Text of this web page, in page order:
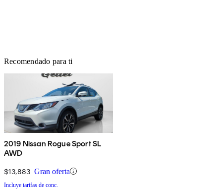
Recomendado para ti
2019 Nissan Rogue Sport SL
AWD
$13,883 Gran oferta
Incluye tarifas de conc.